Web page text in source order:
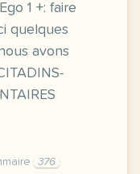
1 +: faire
quelques
avons
376